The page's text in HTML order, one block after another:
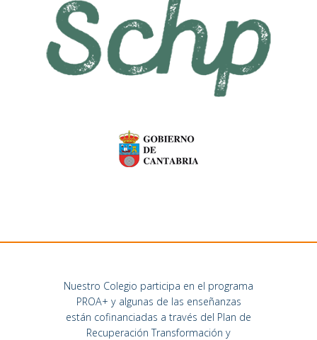
Nuestro Colegio participa en el programa
PROA+ y algunas de las enseñanzas
están cofinanciadas a través del Plan de
Recuperación Transformación y